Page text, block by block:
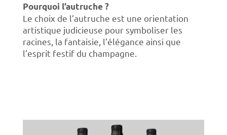
Pourquoi l’autruche ?
Le choix de l’autruche est une orientation
artistique judicieuse pour symboliser les
racines, la fantaisie, l’élégance ainsi que
l’esprit festif du champagne.